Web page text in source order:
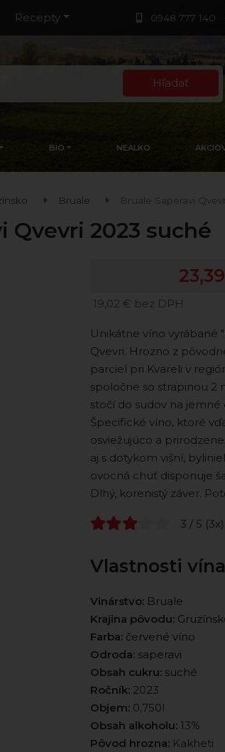
0948 777 140
Recepty
Hľadať
BIO NEALKO
Bruale Bruale Saperavi
Qvevri 2023 suché
19,02 € bez DPH
Unikátne víno vyrábané
Qvevri. Hrozno z
parciel pri Kvareli v
spoločne so strapinou 2
stočí do sudov na jemné
Špecifické víno, ktoré
osviežujúco a
aj s dotykom višní,
ovocná chuť disponuje
Dlhý, korenistý záver.
3 / 5 (3x)
Vlastnosti vína
Vinárstvo: Bruale
Krajina pôvodu:
Farba: červené víno
Odroda: saperavi
Obsah cukru: suché
Ročník:2023
Objem:0,750l
Obsah alkoholu:13%
Pôvod hrozna:Kakheti